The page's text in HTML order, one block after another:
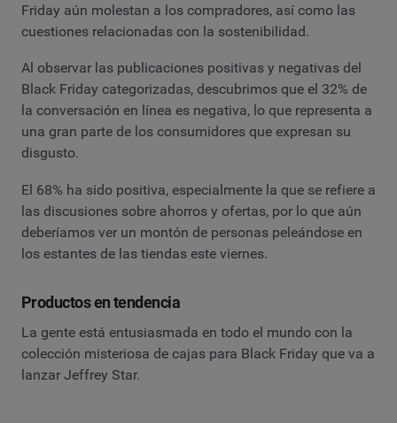
Friday aún molestan a los compradores, así como las
cuestiones relacionadas con la sostenibilidad.
Al observar las publicaciones positivas y negativas del
Black Friday categorizadas, descubrimos que el 32% de
la conversación en línea es negativa, lo que representa a
una gran parte de los consumidores que expresan su
disgusto.
El 68% ha sido positiva, especialmente la que se refiere a
las discusiones sobre ahorros y ofertas, por lo que aún
deberíamos ver un montón de personas peleándose en
los estantes de las tiendas este viernes.
Productos en tendencia
La gente está entusiasmada en todo el mundo con la
colección misteriosa de cajas para Black Friday que va a
lanzar Jeffrey Star.